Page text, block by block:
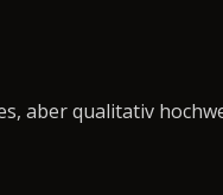
aber qualitativ